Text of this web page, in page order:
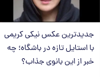
جدیدترین عکس نیکی کریمی
با استایل تازه در باشگاه؛ چه
خبر از این بانوی جذاب؟